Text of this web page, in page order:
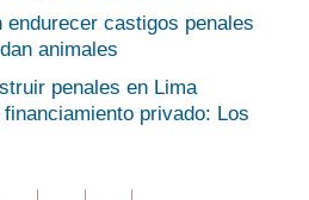
endurecer castigos penales
animales
penales en Lima
privado: Los